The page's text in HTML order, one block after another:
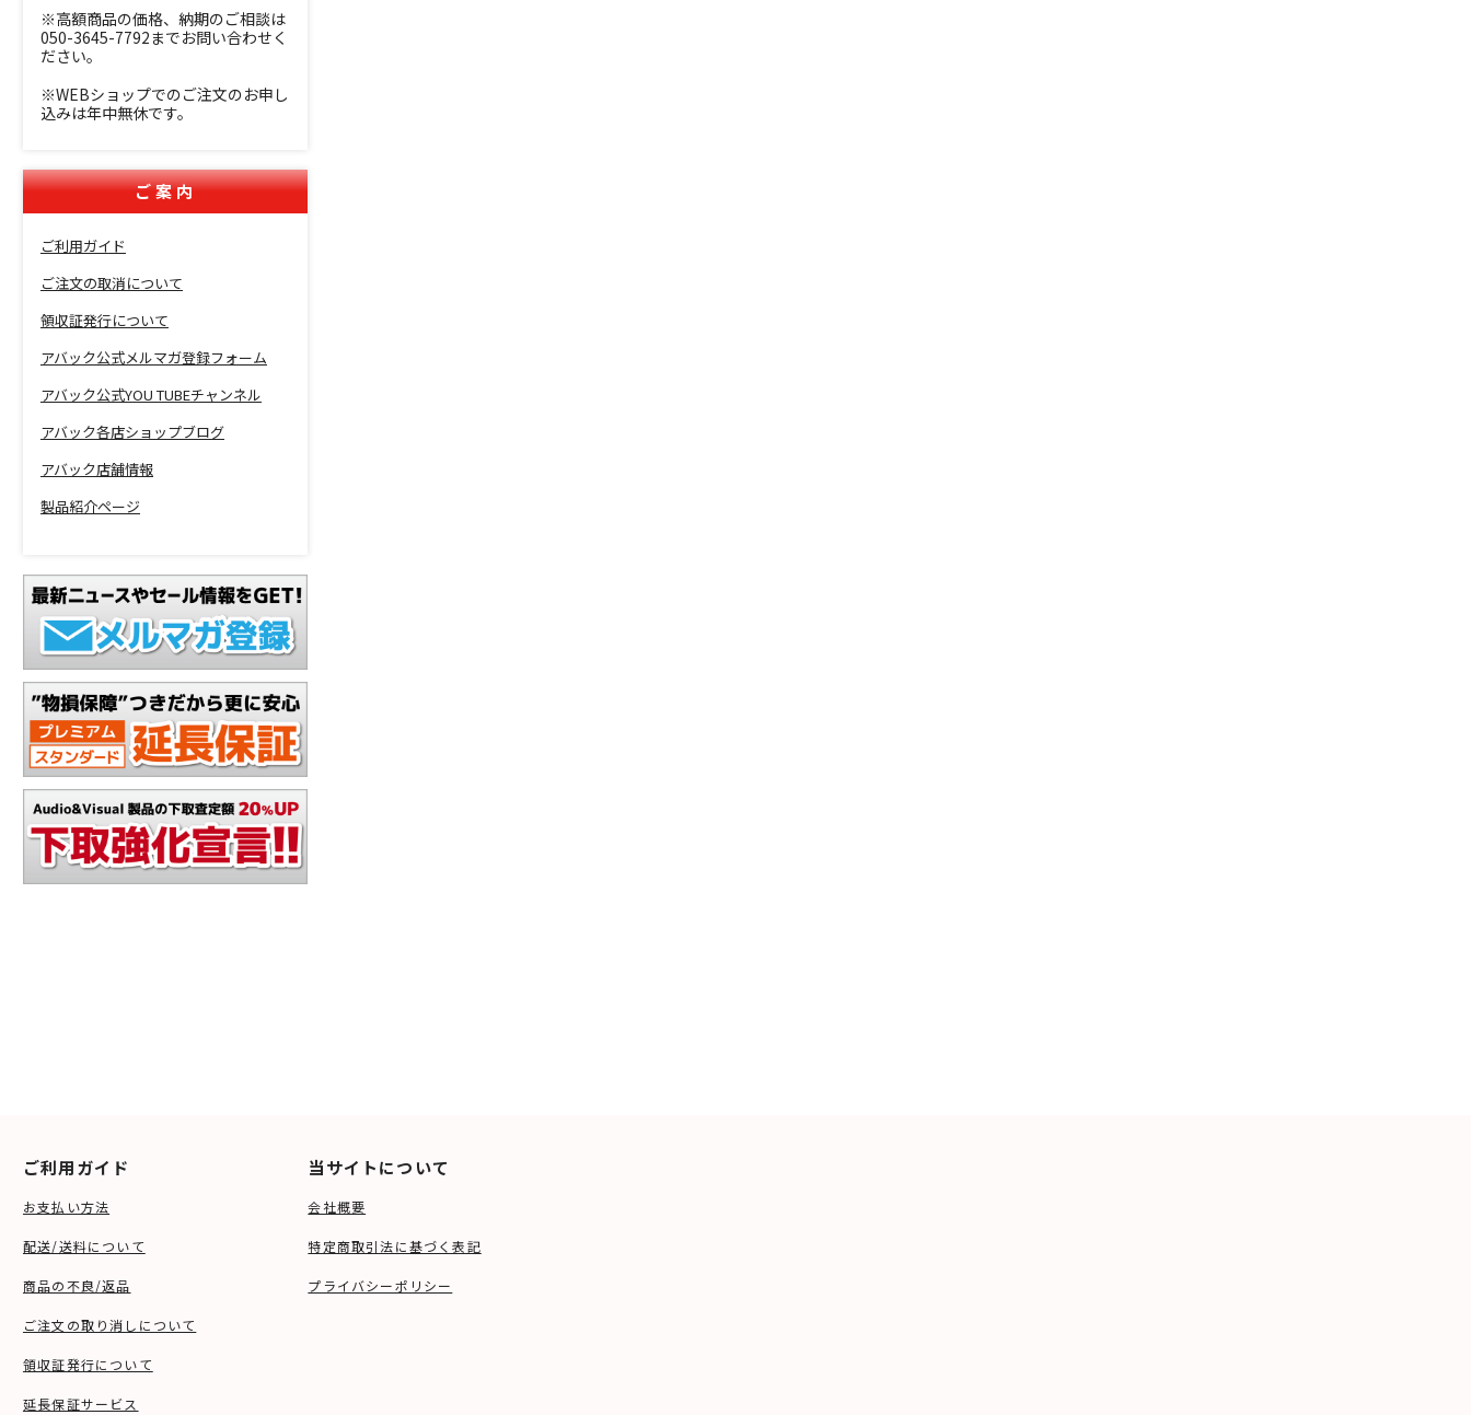
※高額商品の価格、納期のご相談は
050-3645-7792までお問い合わせく
ださい。
※WEBショップでのご注文のお申し
込みは年中無休です。
ご案内
ご利用ガイド
ご注文の取消について
領収証発行について
アバック公式メルマガ登録フォーム
アバック公式YOU TUBEチャンネル
アバック各店ショップブログ
アバック店舗情報
製品紹介ページ
ご利用ガイド
お支払い方法
配送/送料について
商品の不良/返品
ご注文の取り消しについて
領収証発行について
延長保証サービス
当サイトについて
会社概要
特定商取引法に基づく表記
プライバシーポリシー